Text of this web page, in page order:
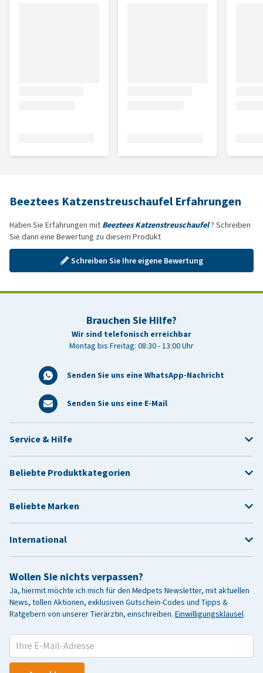
Beeztees Katzenstreuschaufel Erfahrungen
Haben Sie Erfahrungen mit Beeztees Katzenstreuschaufel? Schreiben
Sie dann eine Bewertung zu diesem Produkt
Schreiben Sie Ihre eigene Bewertung
Brauchen Sie Hilfe?
Wir sind telefonisch erreichbar
Montag bis Freitag: 08:30 - 13:00 Uhr
Senden Sie uns eine WhatsApp-Nachricht
Senden Sie uns eine E-Mail
Wollen Sie nichts verpassen?
Ja, hiermit möchte ich mich für den Medpets Newsletter, mit aktuellen
News, tollen Aktionen, exklusiven Gutschein-Codes und Tipps &
Ratgebern von unserer Tierärztin, einschreiben. Einwilligungsklausel
Service & Hilfe
Beliebte Produktkategorien
Beliebte Marken
International